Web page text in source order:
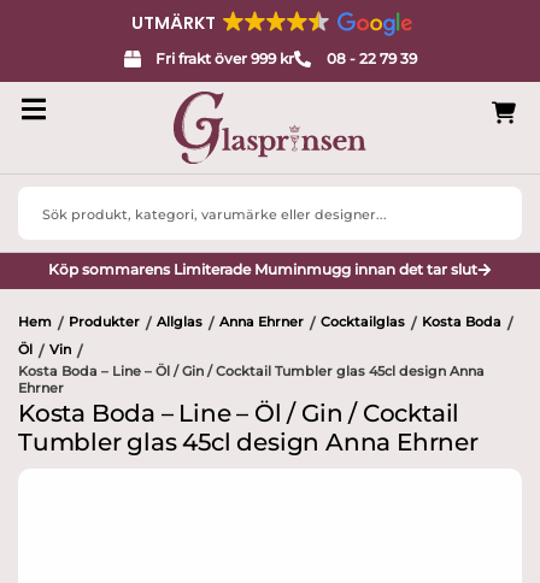
UTMÄRKT
Fri frakt över 999 kr 08 - 22 79 39
Search
Köp sommarens Limiterade Muminmugg innan det tar slut
Hem / Produkter / Allglas / Anna Ehrner / Cocktailglas / Kosta Boda /
Öl / Vin /
Kosta Boda – Line – Öl / Gin / Cocktail Tumbler glas 45cl design Anna
Ehrner
Kosta Boda – Line – Öl / Gin / Cocktail
Tumbler glas 45cl design Anna Ehrner